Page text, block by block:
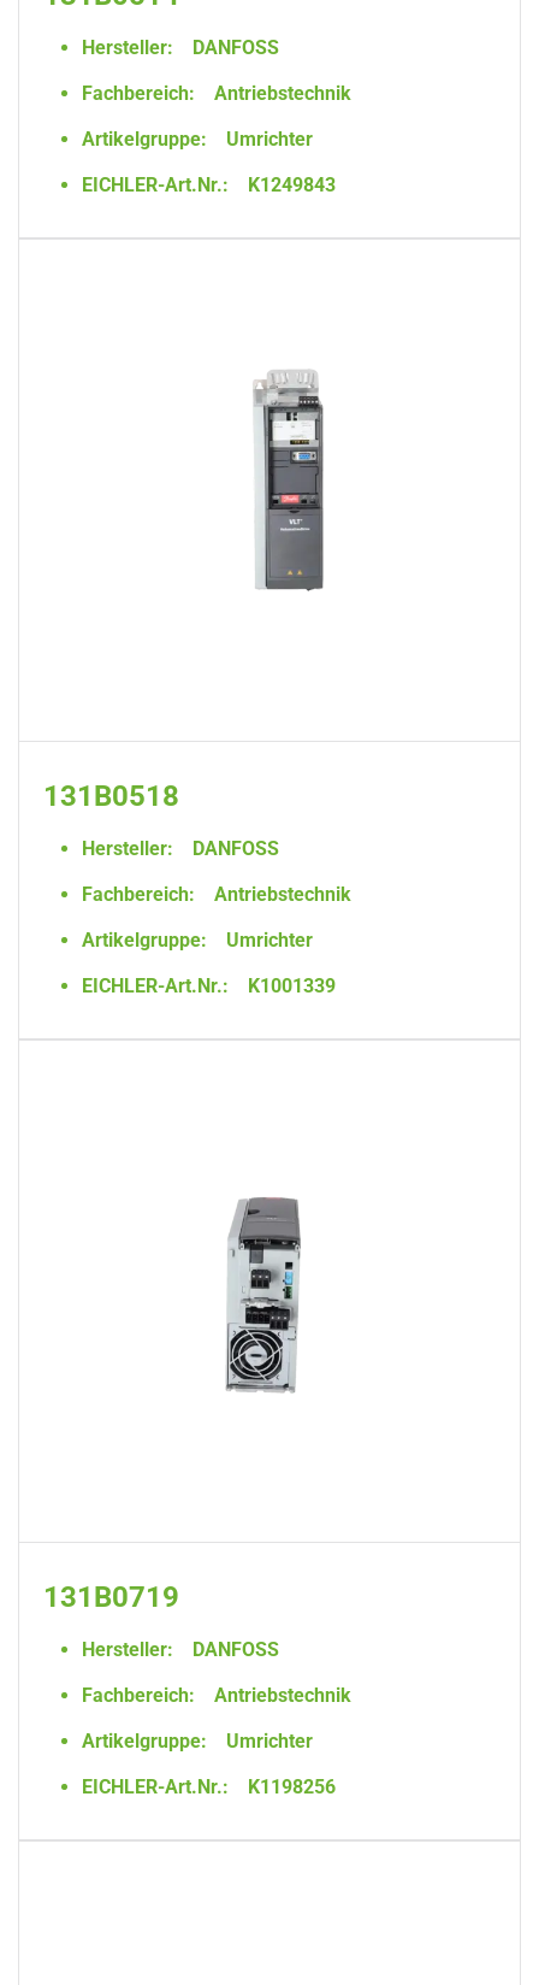
Hersteller:
DANFOSS
Fachbereich:
Antriebstechnik
Artikelgruppe:
Umrichter
EICHLER-Art.Nr.:
K1249843
131B0518
Hersteller:
DANFOSS
Fachbereich:
Antriebstechnik
Artikelgruppe:
Umrichter
EICHLER-Art.Nr.:
K1001339
131B0719
Hersteller:
DANFOSS
Fachbereich:
Antriebstechnik
Artikelgruppe:
Umrichter
EICHLER-Art.Nr.:
K1198256